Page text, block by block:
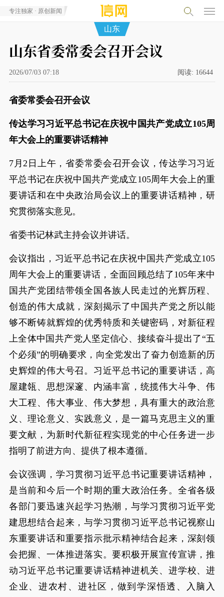
专注独家 · 原创新闻
山东
山东省委常委会召开会议
2026/07/03 07:18 阅读: 16644
省委常委会召开会议
传达学习习近平总书记在庆祝中国共产党成立105周
年大会上的重要讲话精神
7月2日上午，省委常委会召开会议，传达学习习近
平总书记在庆祝中国共产党成立105周年大会上的重
要讲话和在中央政治局会议上的重要讲话精神，研
究贯彻落实意见。
省委书记林武主持会议并讲话。
会议指出，习近平总书记在庆祝中国共产党成立105
周年大会上的重要讲话，全面回顾总结了105年来中
国共产党团结带领全国各族人民走过的光辉历程、
创造的伟大成就，深刻揭示了中国共产党之所以能
够不断铸就辉煌的优秀特质和关键密码，对新征程
上全体中国共产党人坚定信心、接续奋斗提出了“五
个必须”的明确要求，向全党发出了奋力创造新的历
史辉煌的伟大号召。习近平总书记的重要讲话，高
屋建瓴、思想深邃、内涵丰富，统揽伟大斗争、伟
大工程、伟大事业、伟大梦想，具有重大的政治意
义、理论意义、实践意义，是一篇马克思主义的重
要文献，为新时代新征程实现党的中心任务进一步
指明了前进方向、提供了根本遵循。
会议强调，学习贯彻习近平总书记重要讲话精神，
是当前和今后一个时期的重大政治任务。全省各级
各部门要迅速兴起学习热潮，与学习贯彻习近平党
建思想结合起来，与学习贯彻习近平总书记视察山
东重要讲话和重要指示批示精神结合起来，深刻领
会把握、一体推进落实。要积极开展宣传宣讲，推
动习近平总书记重要讲话精神进机关、进学校、进
企业、进农村、进社区，做到学深悟透、入脑入